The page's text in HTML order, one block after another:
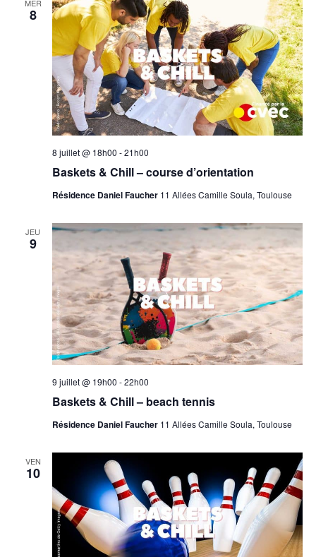
MER
8
Baskets & Chill – course d’orientation
8 juillet @ 18h00 -21h00
Résidence Daniel Faucher 11 Allées Camille Soula, Toulouse
JEU
9
Baskets & Chill – beach tennis
9 juillet @ 19h00 -22h00
Résidence Daniel Faucher 11 Allées Camille Soula, Toulouse
VEN
10